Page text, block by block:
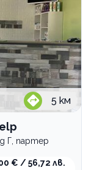
5 км
Г, партер
€ / 56,72 лв.